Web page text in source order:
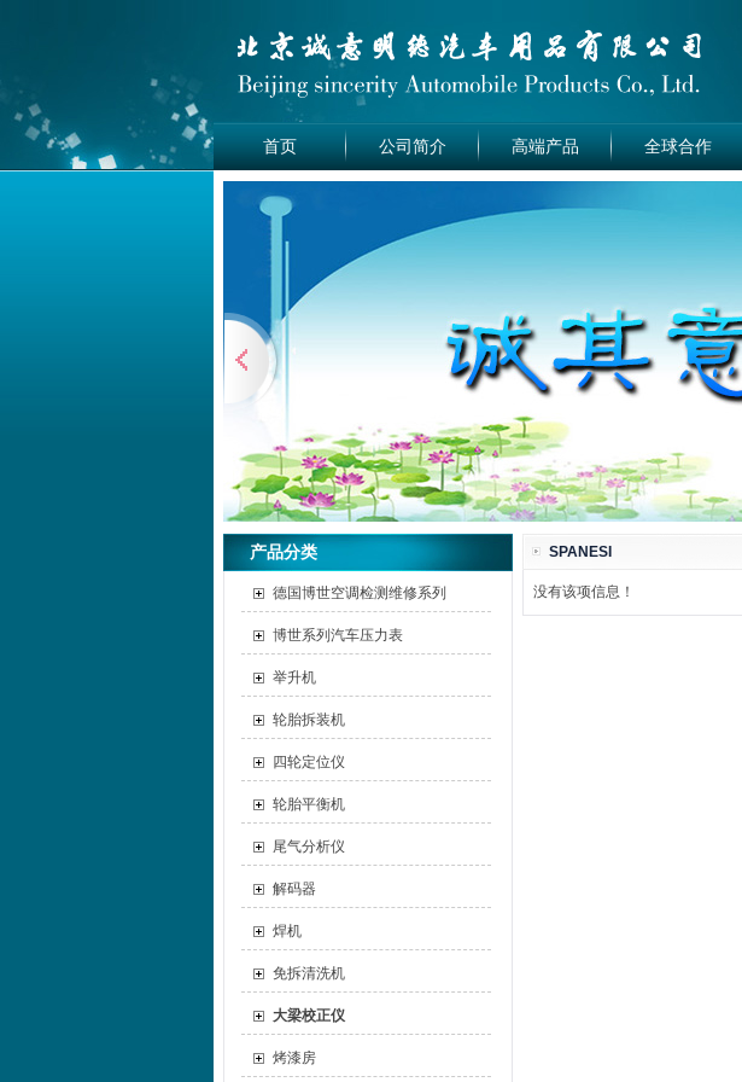
首页 公司简介 高端产品 全球合作
产品分类
德国博世空调检测维修系列
博世系列汽车压力表
举升机
轮胎拆装机
四轮定位仪
轮胎平衡机
尾气分析仪
解码器
焊机
免拆清洗机
大梁校正仪
烤漆房
SPANESI
没有该项信息！